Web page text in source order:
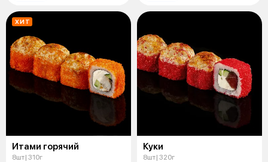
ХИТ
Итами горячий
8шт| 310г
Куки
8шт| 320г